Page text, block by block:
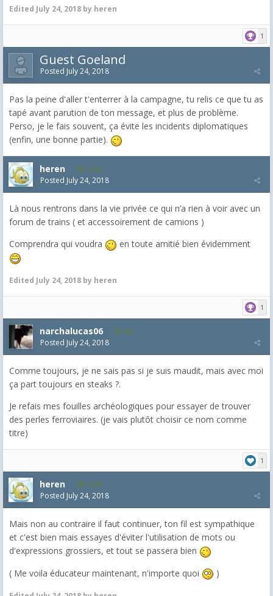
Edited July 24, 2018 by heren
1
Guest Goeland
Posted July 24, 2018
Pas la peine d'aller t'enterrer à la campagne, tu relis ce que tu as
tapé avant parution de ton message, et plus de problème.
Perso, je le fais souvent, ça évite les incidents diplomatiques
(enfin, une bonne partie).
heren 1,724
Posted July 24, 2018
Là nous rentrons dans la vie privée ce qui n’a rien à voir avec un
forum de trains ( et accessoirement de camions )
Comprendra qui voudra
en toute amitié bien évidemment
Edited July 24, 2018 by heren
1
narchalucas06 287
Posted July 24, 2018
Comme toujours, je ne sais pas si je suis maudit, mais avec moi
ça part toujours en steaks ?.
Je refais mes fouilles archéologiques pour essayer de trouver
des perles ferroviaires. (je vais plutôt choisir ce nom comme
titre)
1
heren 1,724
Posted July 24, 2018
Mais non au contraire il faut continuer, ton fil est sympathique
et c'est bien mais essayes d'éviter l'utilisation de mots ou
d'expressions grossiers, et tout se passera bien
( Me voila éducateur maintenant, n'importe quoi
)